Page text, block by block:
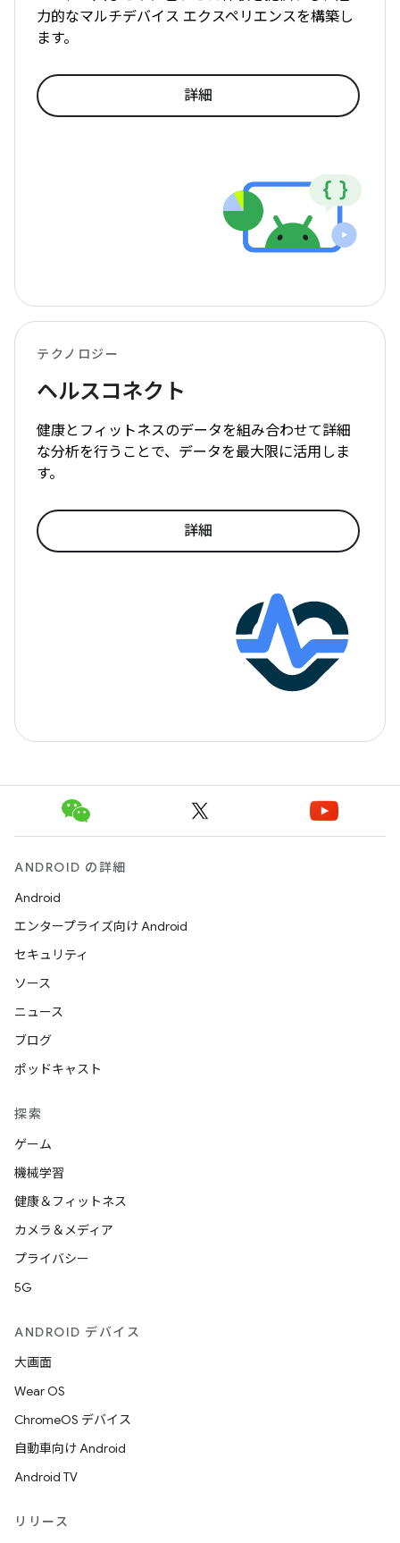
力的なマルチデバイス エクスペリエンスを構築し
ます。
詳細
テクノロジー
ヘルスコネクト
健康とフィットネスのデータを組み合わせて詳細
な分析を行うことで、データを最大限に活用しま
す。
詳細
ANDROID の詳細
Android
エンタープライズ向け Android
セキュリティ
ソース
ニュース
ブログ
ポッドキャスト
探索
ゲーム
機械学習
健康＆フィットネス
カメラ＆メディア
プライバシー
5G
ANDROID デバイス
大画面
Wear OS
ChromeOS デバイス
自動車向け Android
Android TV
リリース